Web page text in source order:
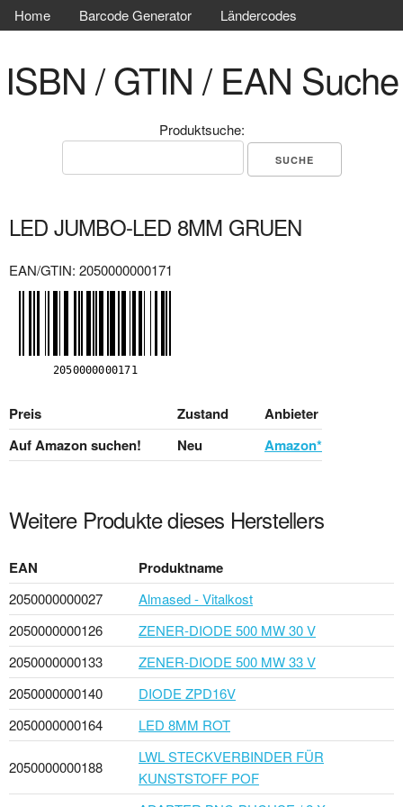
Home Barcode Generator Ländercodes
ISBN / GTIN / EAN Suche
Produktsuche:
LED JUMBO-LED 8MM GRUEN
EAN/GTIN: 2050000000171
Preis Zustand
Anbieter
Auf Amazon suchen!
Neu Amazon*
Weitere Produkte dieses Herstellers
EAN Produktname
2050000000027
Almased - Vitalkost
2050000000126
ZENER-DIODE 500 MW 30 V
2050000000133
ZENER-DIODE 500 MW 33 V
2050000000140
DIODE ZPD16V
2050000000164
LED 8MM ROT
2050000000188
LWL STECKVERBINDER FÜR
KUNSTSTOFF POF